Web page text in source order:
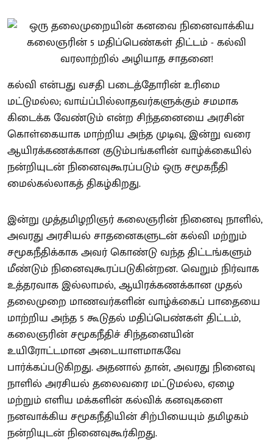
கல்வி என்பது வசதி படைத்தோரின் உரிமை
மட்டுமல்ல; வாய்ப்பில்லாதவர்களுக்கும் சமமாக
கிடைக்க வேண்டும் என்ற சிந்தனையை அரசின்
கொள்கையாக மாற்றிய அந்த முடிவு, இன்று வரை
ஆயிரக்கணக்கான குடும்பங்களின் வாழ்க்கையில்
நன்றியுடன் நினைவுகூரப்படும் ஒரு சமூகநீதி
மைல்கல்லாகத் திகழ்கிறது.
இன்று முத்தமிழறிஞர் கலைஞரின் நினைவு நாளில்,
அவரது அரசியல் சாதனைகளுடன் கல்வி மற்றும்
சமூகநீதிக்காக அவர் கொண்டு வந்த திட்டங்களும்
மீண்டும் நினைவுகூரப்படுகின்றன. வெறும் நிர்வாக
உத்தரவாக இல்லாமல், ஆயிரக்கணக்கான முதல்
தலைமுறை மாணவர்களின் வாழ்க்கைப் பாதையை
மாற்றிய அந்த 5 கூடுதல் மதிப்பெண்கள் திட்டம்,
கலைஞரின் சமூகநீதிச் சிந்தனையின்
உயிரோட்டமான அடையாளமாகவே
பார்க்கப்படுகிறது. அதனால் தான், அவரது நினைவு
நாளில் அரசியல் தலைவரை மட்டுமல்ல, ஏழை
மற்றும் எளிய மக்களின் கல்விக் கனவுகளை
நனவாக்கிய சமூகநீதியின் சிற்பியையும் தமிழகம்
நன்றியுடன் நினைவுகூர்கிறது.